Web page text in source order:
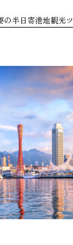
の半日寄港地観光